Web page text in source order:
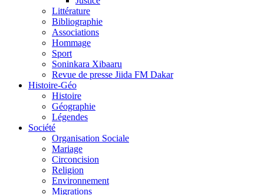
Littérature
Bibliographie
Associations
Hommage
Sport
Soninkara Xibaaru
Revue de presse Jiida FM Dakar
Histoire-Géo
Histoire
Géographie
Légendes
Société
Organisation Sociale
Mariage
Circoncision
Religion
Environnement
Migrations